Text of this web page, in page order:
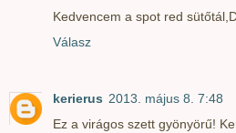
Kedvencem a spot red
Válasz
kerierus 2013. május 8. 7:48
Ez a virágos szett gyönyörű!